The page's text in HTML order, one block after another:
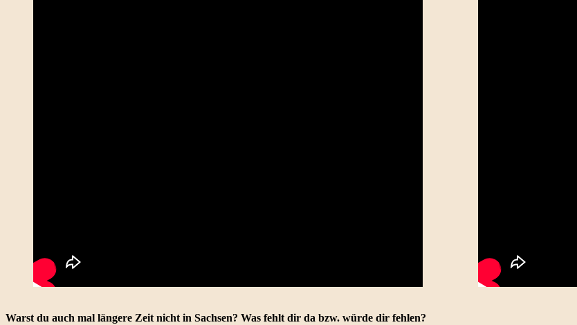
Warst du auch mal längere Zeit nicht in Sachsen? Was fehlt dir da bzw. würde dir fehlen?